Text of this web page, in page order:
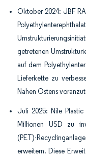
Oktober 2024: JBF
getretenen
auf dem
Lieferkette zu
Nahen Ostens
Juli 2025: Nile
Millionen USD zu
(PET)-
erweitern. Diese